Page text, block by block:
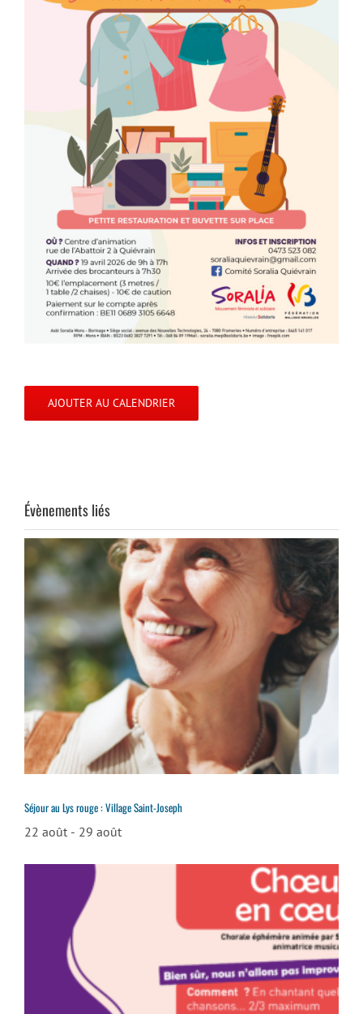
AJOUTER AU CALENDRIER
Évènements liés
Séjour au Lys rouge : Village Saint-Joseph
22 août - 29 août